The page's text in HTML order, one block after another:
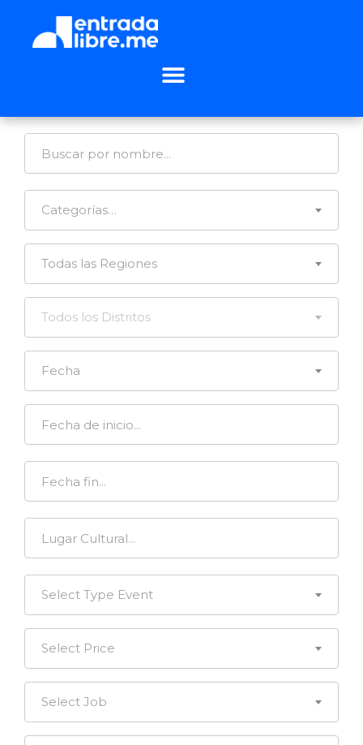
Categorías…
Todas las Regiones
Todos los Distritos
Fecha
Select Type Event
Select Price
Select Job